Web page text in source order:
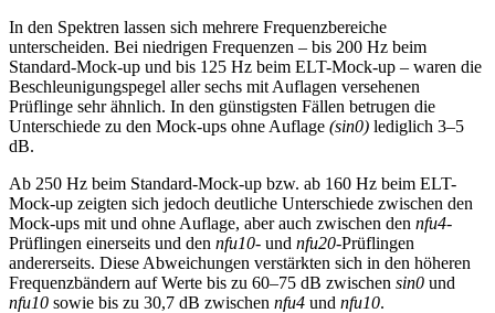
In den Spektren lassen sich mehrere Frequenzbereiche
unterscheiden. Bei niedrigen Frequenzen – bis 200 Hz beim
Standard-Mock-up und bis 125 Hz beim ELT-Mock-up – waren die
Beschleunigungspegel aller sechs mit Auflagen versehenen
Prüflinge sehr ähnlich. In den günstigsten Fällen betrugen die
Unterschiede zu den Mock-ups ohne Auflage (sin0) lediglich 3–5
dB.
Ab 250 Hz beim Standard-Mock-up bzw. ab 160 Hz beim ELT-
Mock-up zeigten sich jedoch deutliche Unterschiede zwischen den
Mock-ups mit und ohne Auflage, aber auch zwischen den nfu4-
Prüflingen einerseits und den nfu10- und nfu20-Prüflingen
andererseits. Diese Abweichungen verstärkten sich in den höheren
Frequenzbändern auf Werte bis zu 60–75 dB zwischen sin0 und
nfu10 sowie bis zu 30,7 dB zwischen nfu4 und nfu10.